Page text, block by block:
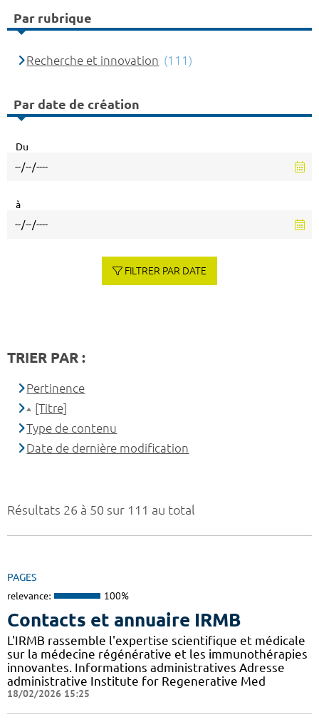
Résultats 26 à 50 sur 111 au total
PAGES
relevance: 100%
Contacts et annuaire IRMB
L'IRMB rassemble l'expertise scientifique et médicale
sur la médecine régénérative et les immunothérapies
innovantes. Informations administratives Adresse
administrative Institute for Regenerative Med
18/02/2026 15:25
Par rubrique
Recherche et innovation (111)
Par date de création
Du
à
FILTRER PAR DATE
TRIER PAR :
Pertinence
[Titre]
Type de contenu
Date de dernière modification